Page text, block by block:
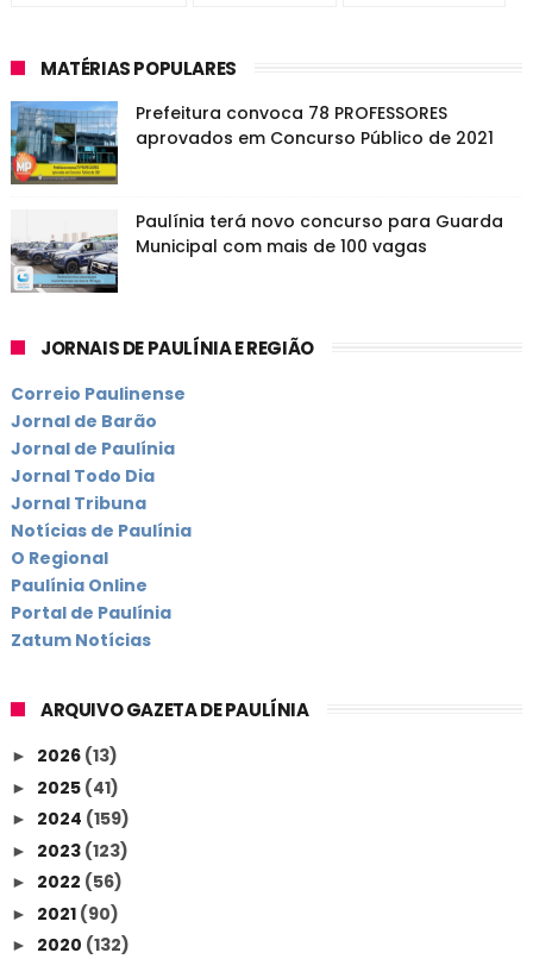
MATÉRIAS POPULARES
Prefeitura convoca 78 PROFESSORES
aprovados em Concurso Público de 2021
Paulínia terá novo concurso para Guarda
Municipal com mais de 100 vagas
JORNAIS DE PAULÍNIA E REGIÃO
Correio Paulinense
Jornal de Barão
Jornal de Paulínia
Jornal Todo Dia
Jornal Tribuna
Notícias de Paulínia
O Regional
Paulínia Online
Portal de Paulínia
Zatum Notícias
ARQUIVO GAZETA DE PAULÍNIA
► 2026 (13)
► 2025 (41)
► 2024 (159)
► 2023 (123)
► 2022 (56)
► 2021 (90)
► 2020 (132)